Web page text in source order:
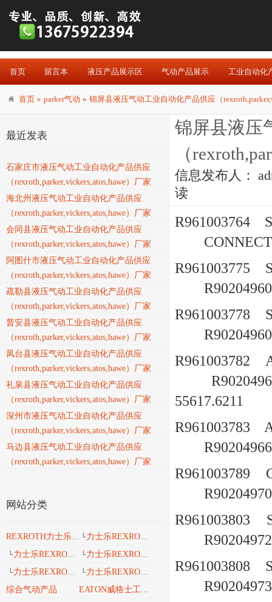
首页 留言本 液压产品展示区 气动产品展示 工业自动化
首页 » parker气动 » 锦屏县液压气动工业自动化产品供应（
最近发表
石家庄市液压气动工业自动化产品供应
（rexroth,parker,vickers,atos,hawe）厂家
海北州液压气动工业自动化产品供应
（rexroth,parker,vickers,atos,hawe）厂家
会同县液压气动工业自动化产品供应
（rexroth,parker,vickers,atos,hawe）厂家
阿图什市液压气动工业自动化产品供应
（rexroth,parker,vickers,atos,hawe）厂家
疏勒县液压气动工业自动化产品供应
（rexroth,parker,vickers,atos,hawe）厂家
普安县液压气动工业自动化产品供应
（rexroth,parker,vickers,atos,hawe）厂家
凤台县液压气动工业自动化产品供应
（rexroth,parker,vickers,atos,hawe）厂家
礼泉县液压气动工业自动化产品供应
（rexroth,parker,vickers,atos,hawe）厂家
深州市液压气动工业自动化产品供应
（rexroth,parker,vickers,atos,hawe）厂家
马边县液压气动工业自动化产品供应
（rexroth,parker,vickers,atos,hawe）厂家
网站分类
REXROTH力士乐工业产品 └力士乐REXROTH液压
└力士乐REXROTH工业导轨 └力士乐REXROTH 安沃驰气动
└力士乐REXROTH 工业密封维修包 └力士乐REXROTH工业自动化
综合气动产品
EATON威格士工业流体
锦屏县液压
（
信息发布人：
读
R961003764
R961003775
R961003778
R961003782
55617.6211
R961003783
R961003789
R961003803
R961003808